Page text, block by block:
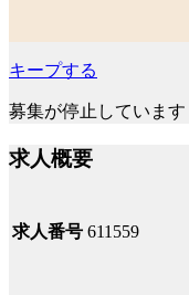
キープする
募集が停止しています
求人概要
求人番号 611559